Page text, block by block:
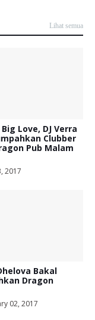
Lihat semua
Love, DJ Verra
Clubber
Pub Malam
2017
Bakal
Dragon
02, 2017